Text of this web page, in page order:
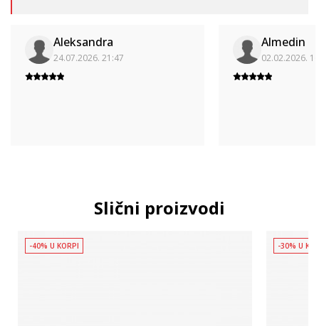
Aleksandra
24.07.2026. 21:47
Almedin
02.02.2026.
Slični proizvodi
-40% U KORPI -30% U